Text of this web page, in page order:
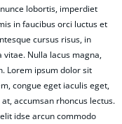
lobortis, imperdiet
in faucibus orci luctus et
cursus risus, in
Nulla lacus magna,
Lorem ipsum dolor sit
congue eget iaculis eget,
accumsan rhoncus lectus.
idse arcun commodo